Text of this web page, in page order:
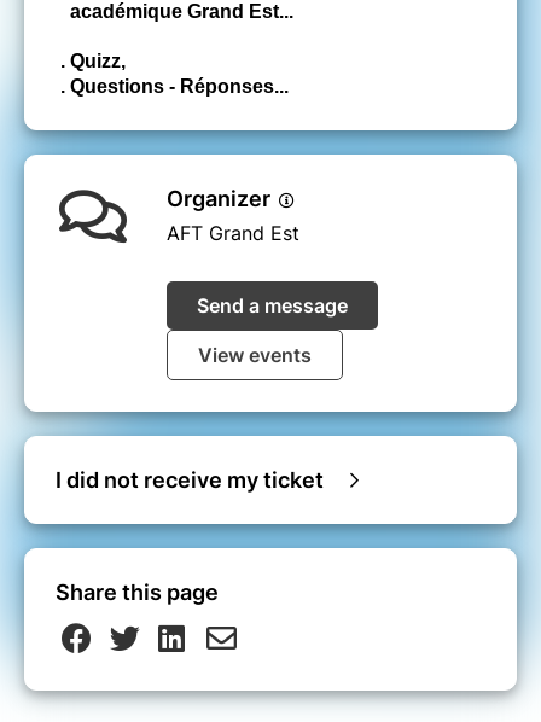
académique Grand Est...
. Quizz,
. Questions - Réponses...
Organizer
AFT Grand Est
Send a message
View events
I did not receive my ticket
Share this page